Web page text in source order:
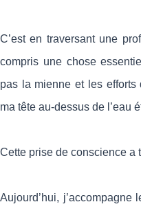
C’est en traversant une
compris une chose
pas la mienne et les
ma tête au-dessus de l’eau
Cette prise de conscience a
Aujourd’hui,